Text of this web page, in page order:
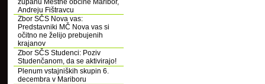
županu Mestne občine Maribor,
Andreju Fištravcu
Zbor SČS Nova vas:
Predstavniki MČ Nova vas si
očitno ne želijo prebujenih
krajanov
Zbor SČS Studenci: Poziv
Studenčanom, da se aktivirajo!
Plenum vstajniških skupin 6.
decembra v Mariboru